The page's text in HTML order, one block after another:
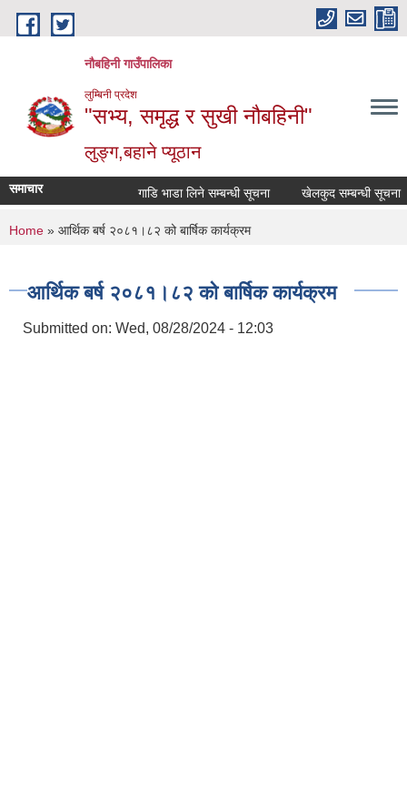
Skip to main content
नौबहिनी गाउँपालिका
लुम्बिनी प्रदेश
"सभ्य, समृद्ध र सुखी नौबहिनी"
लुङ्ग,बहाने प्यूठान
समाचार गाडि भाडा लिने सम्बन्धी सूचना खेलकुद सम्बन्धी सूचना
You are here
Home » आर्थिक बर्ष २०८१।८२ को बार्षिक कार्यक्रम
आर्थिक बर्ष २०८१।८२ को बार्षिक कार्यक्रम
Submitted on: Wed, 08/28/2024 - 12:03